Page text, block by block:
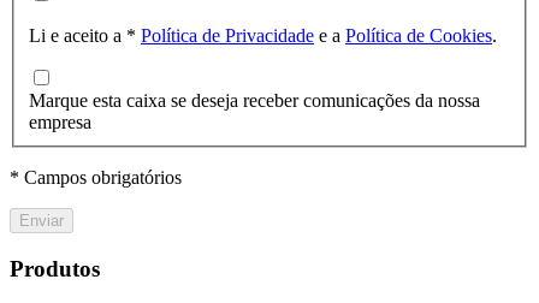
Li e aceito a * Política de Privacidade e a Política de Cookies.
Marque esta caixa se deseja receber comunicações da nossa
empresa
* Campos obrigatórios
Enviar
Produtos